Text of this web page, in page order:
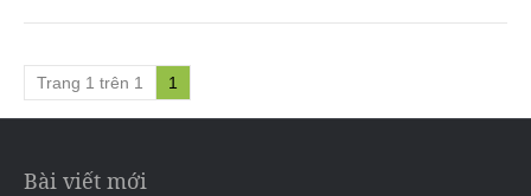
Trang 1 trên 1 1
Bài viết mới